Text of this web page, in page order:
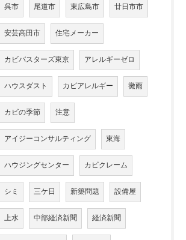
呉市 尾道市 東広島市 廿日市市
安芸高田市 住宅メーカー
カビバスターズ東京 アレルギーゼロ
ハウスダスト カビアレルギー 黴雨
カビの季節 注意
アイジーコンサルティング 東海
ハウジングセンター カビクレーム
シミ 三ケ日 新築問題 設備屋
上水 中部経済新聞 経済新聞